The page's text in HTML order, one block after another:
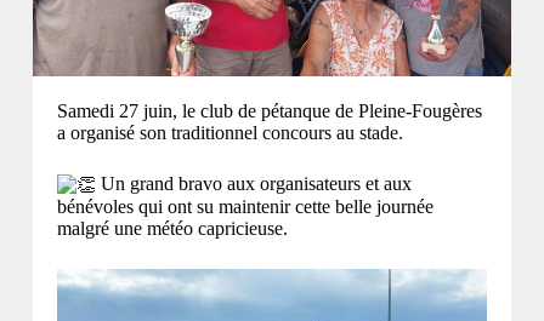
Samedi 27 juin, le club de pétanque de Pleine-Fougères
a organisé son traditionnel concours au stade.
Un grand bravo aux organisateurs et aux
bénévoles qui ont su maintenir cette belle journée
malgré une météo capricieuse.